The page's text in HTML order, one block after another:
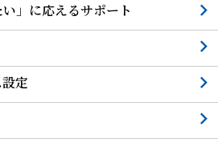
」に応えるサポート
定